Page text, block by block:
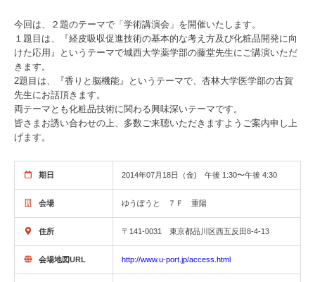
今回は、２題のテーマで「学術講演会」を開催いたします。
１題目は、『経皮吸収促進技術の基本的な考え方及び化粧品開発に向
けた応用』というテーマで城西大学薬学部の藤堂先生にご講演いただ
きます。
2題目は、『香りと脳機能』というテーマで、杏林大学医学部の古賀
先生にお話頂きます。
両テーマとも化粧品技術に関わる興味深いテーマです。
皆さまお誘い合わせの上、多数ご来聴いただきますようご案内申し上
げます。
期日 2014年07月18日（金) 午後 1:30〜午後 4:30
会場 ゆうぽうと ７Ｆ 重陽
住所 〒141-0031 東京都品川区西五反田8-4-13
会場地図URL http://www.u-port.jp/access.html